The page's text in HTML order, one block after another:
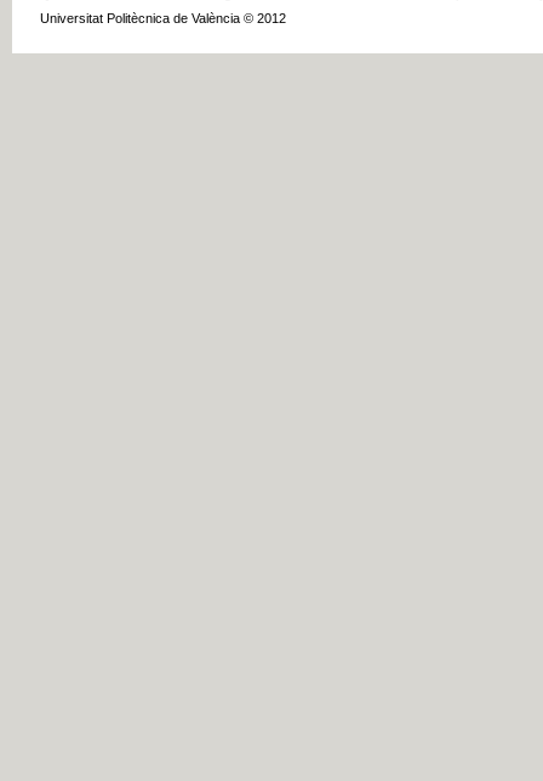
Universitat Politècnica de València © 2012